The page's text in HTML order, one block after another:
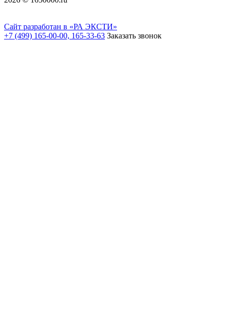
Сайт разработан в «РА ЭКСТИ»
+7 (499) 165-00-00, 165-33-63 Заказать звонок